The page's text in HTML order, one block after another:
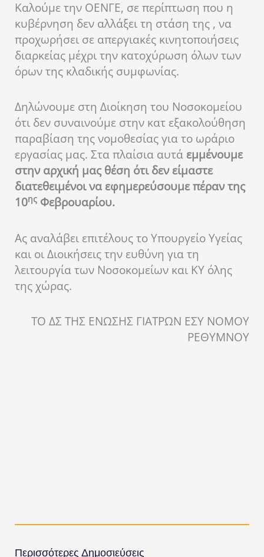
Καλούμε την ΟΕΝΓΕ, σε περίπτωση που η
κυβέρνηση δεν αλλάξει τη στάση της , να
προχωρήσει σε απεργιακές κινητοποιήσεις
διαρκείας μέχρι την κατοχύρωση όλων των
όρων της κλαδικής συμφωνίας.
Δηλώνουμε στη Διοίκηση του Νοσοκομείου
ότι δεν συναινούμε στην κατ εξακολούθηση
παραβίαση της νομοθεσίας για το ωράριο
εργασίας μας. Στα πλαίσια αυτά εμμένουμε
στην αρχική μας θέση ότι δεν είμαστε
διατεθειμένοι να εφημερεύσουμε πέραν της
10ης Φεβρουαρίου.
Ας αναλάβει επιτέλους το Υπουργείο Υγείας
και οι Διοικήσεις την ευθύνη για τη
λειτουργία των Νοσοκομείων και ΚΥ όλης
της χώρας.
ΤΟ ΔΣ ΤΗΣ ΕΝΩΣΗΣ ΓΙΑΤΡΩΝ ΕΣΥ ΝΟΜΟΥ
ΡΕΘΥΜΝΟΥ
Περισσότερες Δημοσιεύσεις